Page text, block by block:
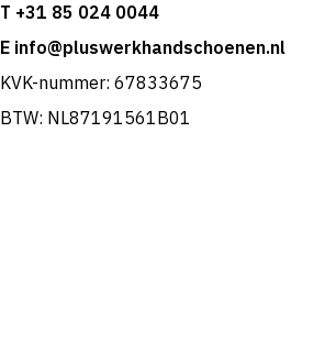
T +31 85 024 0044
E info@pluswerkhandschoenen.nl
KVK-nummer: 67833675
BTW: NL87191561B01